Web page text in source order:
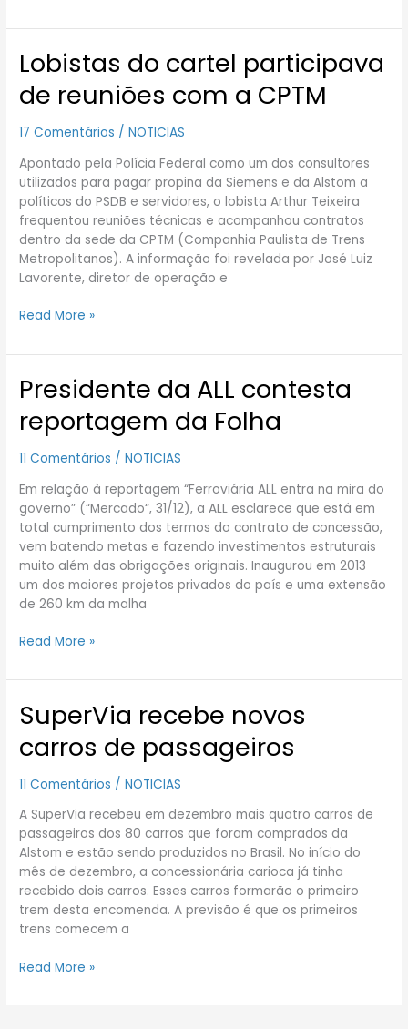
Lobistas do cartel participava
de reuniões com a CPTM
17 Comentários /NOTICIAS
Apontado pela Polícia Federal como um dos consultores
utilizados para pagar propina da Siemens e da Alstom a
políticos do PSDB e servidores, o lobista Arthur Teixeira
frequentou reuniões técnicas e acompanhou contratos
dentro da sede da CPTM (Companhia Paulista de Trens
Metropolitanos). A informação foi revelada por José Luiz
Lavorente, diretor de operação e
Lobistas
do
cartel
de
com
a
CPTM
Read More »
Presidente da ALL contesta
reportagem da Folha
11 Comentários /NOTICIAS
Em relação à reportagem “Ferroviária ALL entra na mira do
governo” (“Mercado“, 31/12), a ALL esclarece que está em
total cumprimento dos termos do contrato de concessão,
vem batendo metas e fazendo investimentos estruturais
muito além das obrigações originais. Inaugurou em 2013
um dos maiores projetos privados do país e uma extensão
de 260 km da malha
Presidente
da
ALL
contesta
reportagem
Folha
Read More »
SuperVia recebe novos
carros de passageiros
11 Comentários /NOTICIAS
A SuperVia recebeu em dezembro mais quatro carros de
passageiros dos 80 carros que foram comprados da
Alstom e estão sendo produzidos no Brasil. No início do
mês de dezembro, a concessionária carioca já tinha
recebido dois carros. Esses carros formarão o primeiro
trem desta encomenda. A previsão é que os primeiros
trens comecem a
SuperVia
recebe
novos
de
Read More »